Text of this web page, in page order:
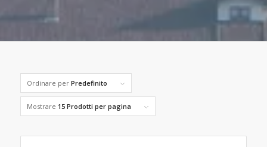
Ordinare per Predefinito
Mostrare 15 Prodotti per pagina